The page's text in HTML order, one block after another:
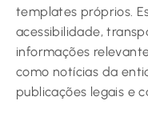
templates próprios.
acessibilidade,
informações
como notícias da
publicações legais e